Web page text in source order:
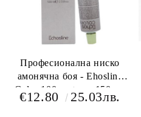
Професионална ниско
амонячна боя - Ehosline
Color 100 мл+oxy 150 мл
€12.80 25.03лв.